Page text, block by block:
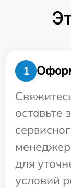
1
оставьте
для
условий